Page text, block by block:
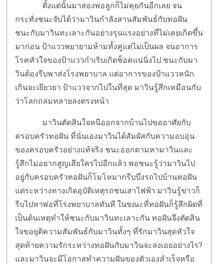
ตั้งแต่นั้นมาสองพ่อลูกก็ไม่คุยกันอีกเลย จน
กระทั่งชนะจับได้ว่ามาวินกำลังสานสัมพันธ์กับทอฝัน
ชนะกับมาวินทะเลาะกันอย่างรุนแรงอย่างที่ไม่เคยเกิดขึ้น
มาก่อน ป้าแววพยายามห้ามทั้งคู่แต่ไม่เป็นผล จนอาการ
โรคหัวใจของป้าแววกำเริบเกิดช็อคแน่นิ่งไป ชนะกับมา
วินต้องรีบพาส่งโรงพยาบาล แต่อาการของป้าแววหนัก
เกินจะเยียวยา ป้าแววจากไปในที่สุด มาวินรู้สึกเหมือนกับ
ว่าโลกถล่มทลายลงตรงหน้า
มาวินตัดสินใจหนีออกจากบ้านไปขออาศัยกับ
ครอบครัวทอฝัน ที่นั่นเองมาวินได้สัมผัสกับความอบอุ่น
ของครอบครัวอย่างแท้จริง ชนะออกตามหามาวินและ
รู้สึกไม่อยากสูญเสียใครไปอีกแล้ว พอชนะรู้ว่ามาวินไป
อยู่กับครอบครัวทอฝันก็โมโหมากรีบบึ่งรถไปบ้านทอฝัน
แต่ระหว่างทางเกิดอุบัติเหตุรถชนเสาไฟฟ้า มาวินรู้ข่าวก็
รีบไปหาพ่อที่โรงพยาบาลทันที ในขณะที่ทอฝันก็รู้สึกผิดที่
เป็นต้นเหตุทำให้ชนะกับมาวินทะเลาะกัน ทอฝันจึงตัดสิน
ใจขอยุติความสัมพันธ์กับมาวินทั้งๆ ที่รักมาวินสุดหัวใจ
สุดท้ายความรักระหว่างทอฝันกับมาวินจะลงเอยอย่างไร?
และมาวินจะมีโอกาสทำความฝันของตัวเองสำเร็จหรือ